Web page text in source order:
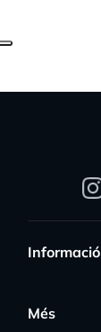
Informació
Més